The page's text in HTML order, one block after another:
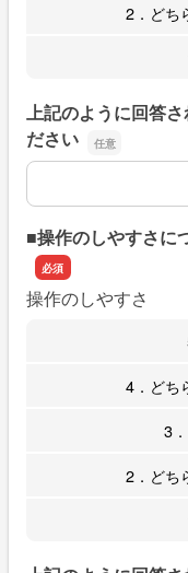
2．どち
上記のように回答
ださい
上記のように回答
■操作のしやすさに
操作のしやすさ
4．どち
3
2．どち